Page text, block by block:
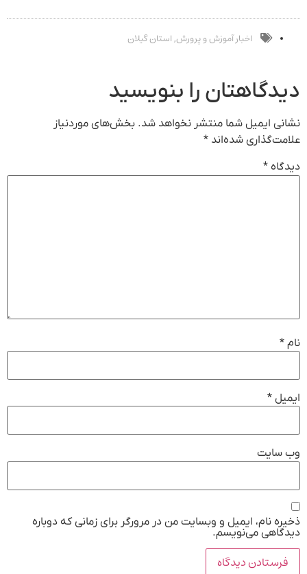
کنکور
مکانیک
اخبار آموزش و پرورش, استان گیلان
دیدگاهتان را بنویسید
نشانی ایمیل شما منتشر نخواهد شد. بخش‌های موردنیاز
علامت‌گذاری شده‌اند *
دیدگاه *
نام *
ایمیل *
وب‌ سایت
ذخیره نام، ایمیل و وبسایت من در مرورگر برای زمانی که دوباره
دیدگاهی می‌نویسم.